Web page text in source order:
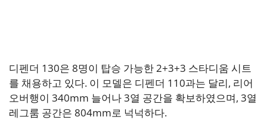
디펜더 130은 8명이 탑승 가능한 2+3+3 스타디움 시트
를 채용하고 있다. 이 모델은 디펜더 110과는 달리, 리어
오버행이 340mm 늘어나 3열 공간을 확보하였으며, 3열
레그룸 공간은 804mm로 넉넉하다.